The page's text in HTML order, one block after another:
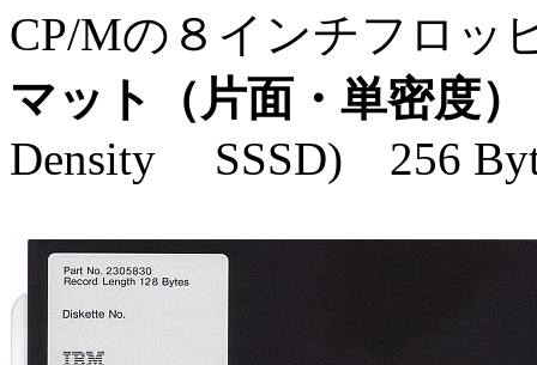
CP/Mの８インチフロ
マット（片面・単密度）
Density SSSD) 256